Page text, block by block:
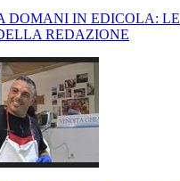
DOMANI IN EDICOLA: LE
REDAZIONE